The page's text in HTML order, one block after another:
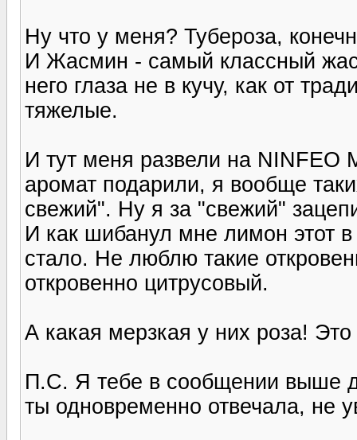
Ну что у меня? Тубероза,
И Жасмин - самый классный
него глаза не в кучу, как от
тяжелые.
И тут меня развели на NINFEO
аромат подарили, я вообще
свежий". Ну я за "свежий"
И как шибанул мне лимон этот
стало. Не люблю такие
откровенно цитрусовый.
А какая мерзкая у них роза!
П.С. Я тебе в сообщении выше
ты одновременно отвечала, не